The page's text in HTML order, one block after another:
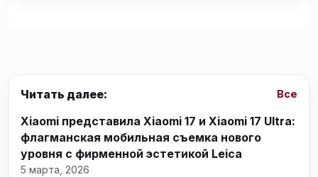
Читать далее: Все
Xiaomi представила Xiaomi 17 и Xiaomi 17 Ultra:
флагманская мобильная съемка нового
уровня с фирменной эстетикой Leica
5 марта, 2026